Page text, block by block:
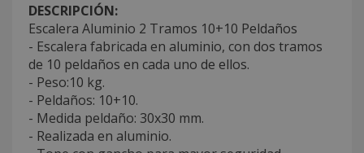
DESCRIPCIÓN:
Escalera Aluminio 2 Tramos 10+10 Peldaños
- Escalera fabricada en aluminio, con dos tramos
de 10 peldaños en cada uno de ellos.
- Peso:10 kg.
- Peldaños: 10+10.
- Medida peldaño: 30x30 mm.
- Realizada en aluminio.